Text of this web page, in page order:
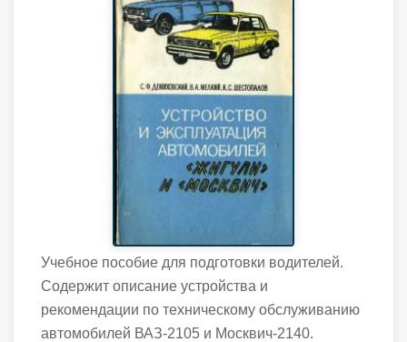
Учебное пособие для подготовки водителей.
Содержит описание устройства и
рекомендации по техническому обслуживанию
автомобилей ВАЗ-2105 и Москвич-2140.